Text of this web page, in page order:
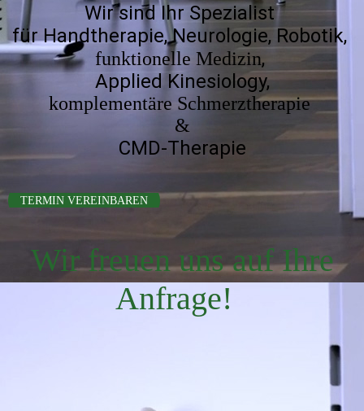
Wir sind Ihr Spezialist
für Handtherapie, Neurologie, Robotik,
funktionelle Medizin,
Applied Kinesiology,
komplementäre Schmerztherapie
&
CMD-Therapie
TERMIN VEREINBAREN
Wir freuen uns auf Ihre
Anfrage!